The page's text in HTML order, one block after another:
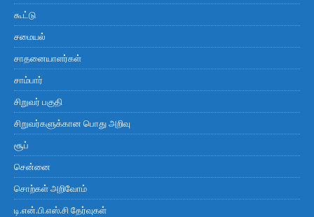
கூட்டு
சமையல்
சாதனையாளர்கள்
சாம்பார்
சிறுவர் பகுதி
சிறுவர்களுக்கான பொது அறிவு
சூப்
சென்னை
சொற்கள் அறிவோம்
டி.என்.பி.எஸ்.சி தேர்வுகள்